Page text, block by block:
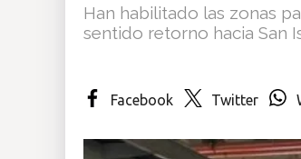
Han habilitado las zonas
sentido retorno hacia San
Facebook Twitter